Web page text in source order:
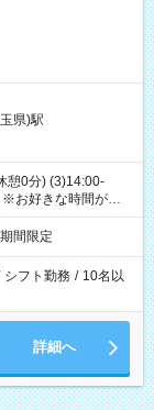
県)駅
憩0分) (3)14:00-
お好きな時間が選べ
間限定
シフト勤務 / 10名以
詳細へ